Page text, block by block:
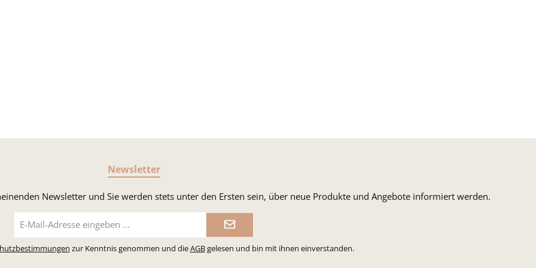
Newsletter
Newsletter und Sie werden stets unter den Ersten sein, über neue Produkte und Angebote informiert werden.
Mail-
Adresse*
zur Kenntnis genommen und dieAGBgelesen und bin mit ihnen einverstanden.